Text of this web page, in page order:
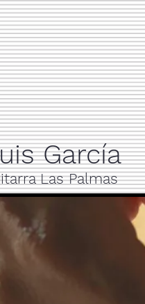
García
Las Palmas